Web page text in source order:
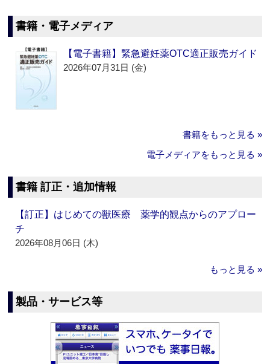
書籍・電子メディア
【電子書籍】緊急避妊薬OTC適正販売ガイド
2026年07月31日 (金)
書籍をもっと見る »
電子メディアをもっと見る »
書籍 訂正・追加情報
【訂正】はじめての獣医療 薬学的観点からのアプロー
チ
2026年08月06日 (木)
もっと見る »
製品・サービス等